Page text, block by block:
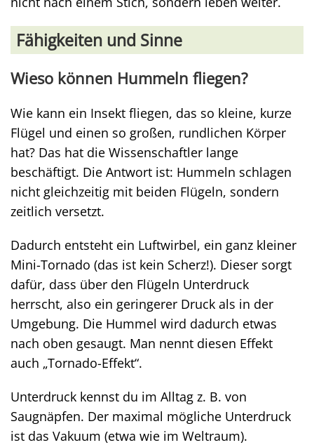
Fähigkeiten und Sinne
Wieso können Hummeln fliegen?
Wie kann ein Insekt fliegen, das so kleine, kurze
Flügel und einen so großen, rundlichen Körper
hat? Das hat die Wissenschaftler lange
beschäftigt. Die Antwort ist: Hummeln schlagen
nicht gleichzeitig mit beiden Flügeln, sondern
zeitlich versetzt.
Dadurch entsteht ein Luftwirbel, ein ganz kleiner
Mini-Tornado (das ist kein Scherz!). Dieser sorgt
dafür, dass über den Flügeln Unterdruck
herrscht, also ein geringerer Druck als in der
Umgebung. Die Hummel wird dadurch etwas
nach oben gesaugt. Man nennt diesen Effekt
auch „Tornado-Effekt“.
Unterdruck kennst du im Alltag z. B. von
Saugnäpfen. Der maximal mögliche Unterdruck
ist das Vakuum (etwa wie im Weltraum).